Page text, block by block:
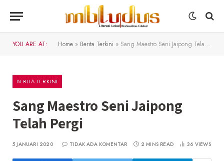
YOU ARE AT: Home » Berita Terkini » Sang Maestro Seni Jaipong Telah Pergi
BERITA TERKINI
Sang Maestro Seni Jaipong
Telah Pergi
5 JANUARI 2020 TIDAK ADA KOMENTAR 2 MINS READ 36 VIEWS